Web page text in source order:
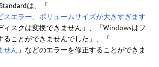
は、「
スエラー、ボリュームサイズが大きすぎます
ィスクは変換できません」、「Windowsはフ
ることができませんでした」、「
せん 」などのエラーを修正することができま